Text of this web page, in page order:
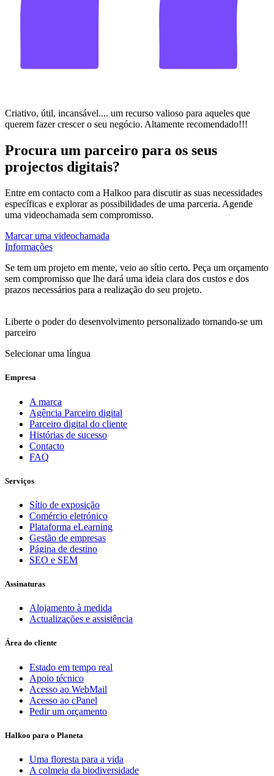
Criativo, útil, incansável.... um recurso valioso para aqueles que
querem fazer crescer o seu negócio. Altamente recomendado!!!
Procura um parceiro para os seus
projectos digitais?
Entre em contacto com a Halkoo para discutir as suas necessidades
específicas e explorar as possibilidades de uma parceria. Agende
uma videochamada sem compromisso.
Marcar uma videochamada
Informações
Se tem um projeto em mente, veio ao sítio certo. Peça um orçamento
sem compromisso que lhe dará uma ideia clara dos custos e dos
prazos necessários para a realização do seu projeto.
Liberte o poder do desenvolvimento personalizado tornando-se um
parceiro
Selecionar uma língua
Empresa
A marca
Agência Parceiro digital
Parceiro digital do cliente
Histórias de sucesso
Contacto
FAQ
Serviços
Sítio de exposição
Comércio eletrónico
Plataforma eLearning
Gestão de empresas
Página de destino
SEO e SEM
Assinaturas
Alojamento à medida
Actualizações e assistência
Área do cliente
Estado em tempo real
Apoio técnico
Acesso ao WebMail
Acesso ao cPanel
Pedir um orçamento
Halkoo para o Planeta
Uma floresta para a vida
A colmeia da biodiversidade